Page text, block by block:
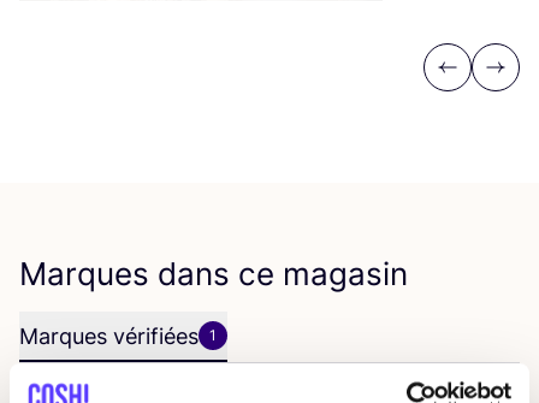
Previous
Next
Marques dans ce magasin
Marques vérifiées 1
nd